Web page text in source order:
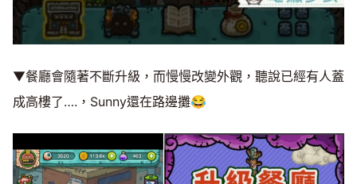
▼餐廳會隨著不斷升級，而慢慢改變外觀，聽說已經有人蓋
成高樓了….，Sunny還在路邊攤😂